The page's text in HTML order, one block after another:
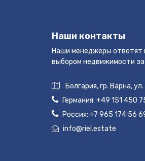
Наши контакты
Наши менеджеры ответят
выбором недвижимости
Болгария, гр. Варна,
Германия: +49 151 450
Россия: +7 965 174 56
info@riel.estate